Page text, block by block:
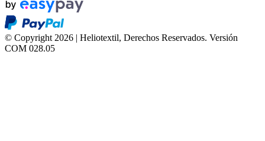
© Copyright 2026 | Heliotextil, Derechos Reservados. Versión
COM 028.05